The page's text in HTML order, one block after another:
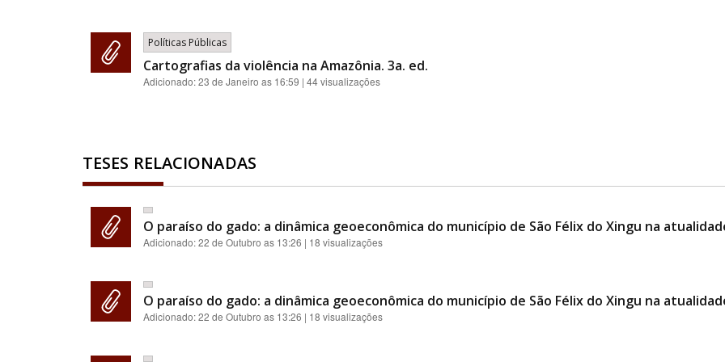
Políticas Públicas
Cartografias da violência na Amazônia. 3a. ed.
Adicionado:23 de Janeiro as 16:59 | 44 visualizações
TESES RELACIONADAS
O paraíso do gado: a dinâmica geoeconômica do município de São Félix do Xingu na
Adicionado:22 de Outubro as 13:26 | 18 visualizações
O paraíso do gado: a dinâmica geoeconômica do município de São Félix do Xingu na
Adicionado:22 de Outubro as 13:26 | 18 visualizações